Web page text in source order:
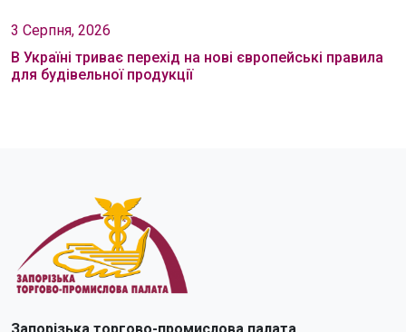
3 Серпня, 2026
В Україні триває перехід на нові європейські правила
для будівельної продукції